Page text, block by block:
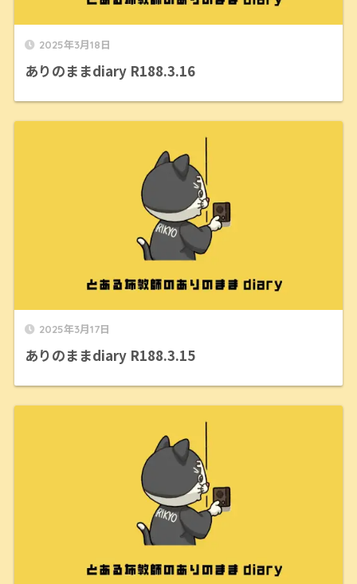
2025年3月18日
ありのままdiary R188.3.16
2025年3月17日
ありのままdiary R188.3.15